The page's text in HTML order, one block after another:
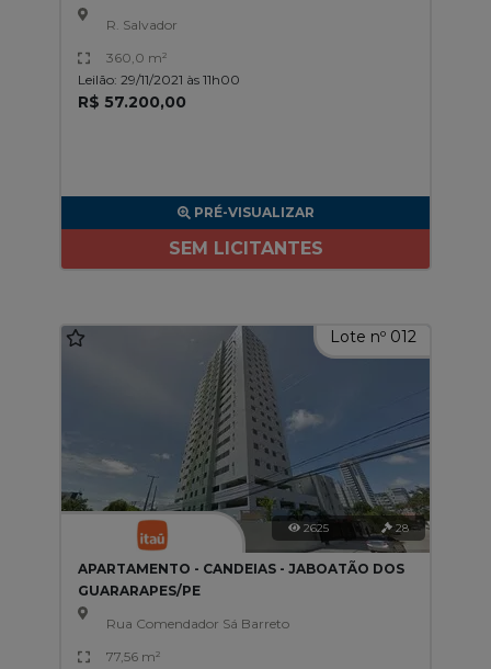
R. Salvador
360,0 m²
Leilão: 29/11/2021 às 11h00
R$ 57.200,00
PRÉ-VISUALIZAR
SEM LICITANTES
Lote nº 012
2625 28
APARTAMENTO - CANDEIAS - JABOATÃO DOS
GUARARAPES/PE
Rua Comendador Sá Barreto
77,56 m²